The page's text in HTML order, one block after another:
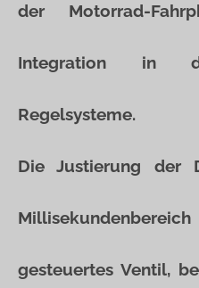
der Motorrad-
Integration in
Regelsysteme.
Die Justierung der
gesteuertes Ventil,